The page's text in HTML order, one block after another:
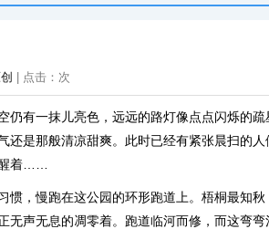
| 点击： 次
仍有一抹儿亮色，远远的路灯像点点闪烁的
还是那般清凉甜爽。此时已经有紧张晨扫的
着……
惯，慢跑在这公园的环形跑道上。梧桐最知
无声无息的凋零着。跑道临河而修，而这弯弯